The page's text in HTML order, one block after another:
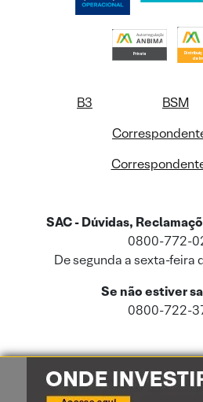
B3 BSM
SAC - Dúvidas,
0800-772-
De segunda a sexta-feira
Se não estiver
0800-722-
Este site usa cookies e dados pessoais
Cookies
e a nossaPolítica